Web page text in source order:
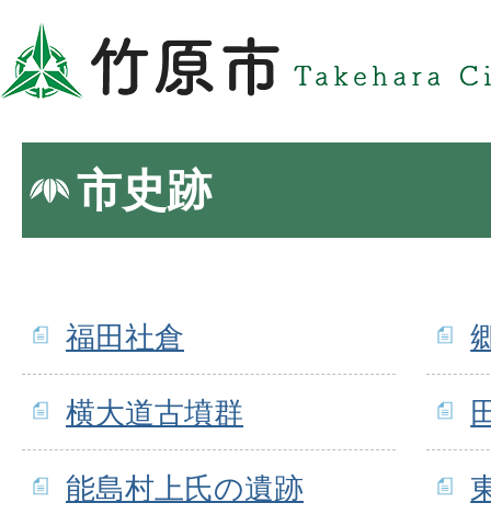
市史跡
福田社倉
横大道古墳群
能島村上氏の遺跡